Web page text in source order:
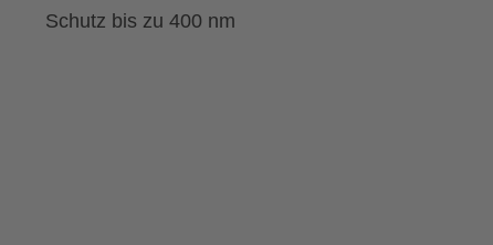
Schutz bis zu 400 nm